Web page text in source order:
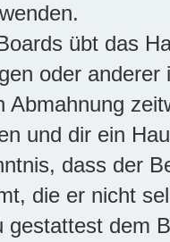
übt das
oder
Abmahnung
und dir ein
dass der
die er nicht
gestattest dem